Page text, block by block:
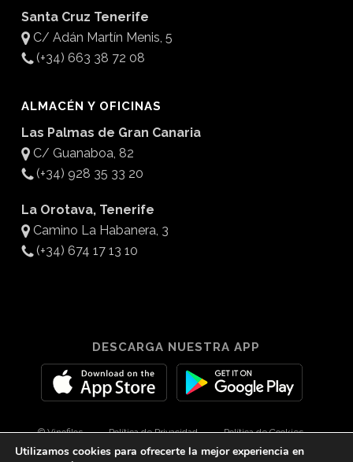
Santa Cruz Tenerife
C/ Adán Martín Menis, 5
(+34) 663 38 72 08
ALMACÉN Y OFICINAS
Las Palmas de Gran Canaria
C/ Guanaboa, 82
(+34) 928 35 33 20
La Orotava, Tenerife
Camino La Habanera, 3
(+34) 674 17 13 10
DESCARGA NUESTRA APP
© Vinofilos Política de Privacidad Política de Cookies
Aviso Legal Diseño por 3Com Maketing
Utilizamos cookies para ofrecerte la mejor experiencia en